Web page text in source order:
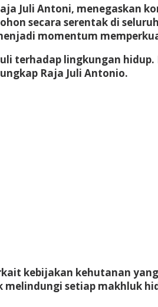
Juli Antoni, menegaskan
secara serentak di
momentum
terhadap lingkungan
Raja Juli Antonio.
kebijakan kehutanan
setiap makhluk